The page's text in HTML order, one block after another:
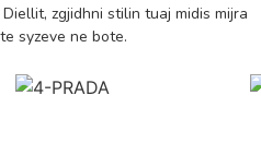
zgjidhni stilin tuaj midis mijra
syzeve ne bote.